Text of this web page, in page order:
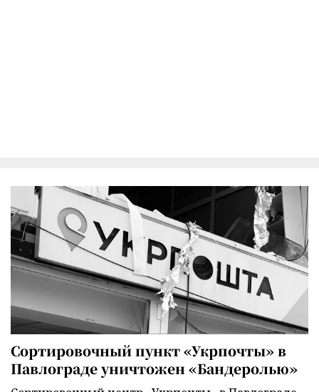
Сортировочный пункт «Укрпочты» в
Павлограде уничтожен «Бандеролью»